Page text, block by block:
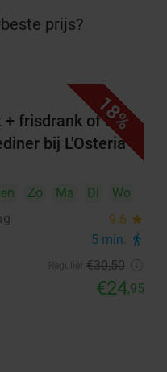
prijs?
18%
+ frisdrank of 3-
bij L'Osteria
Zo Ma Di
Wo
9.6 star
5 min. directions_walk
€30,50
€24,95